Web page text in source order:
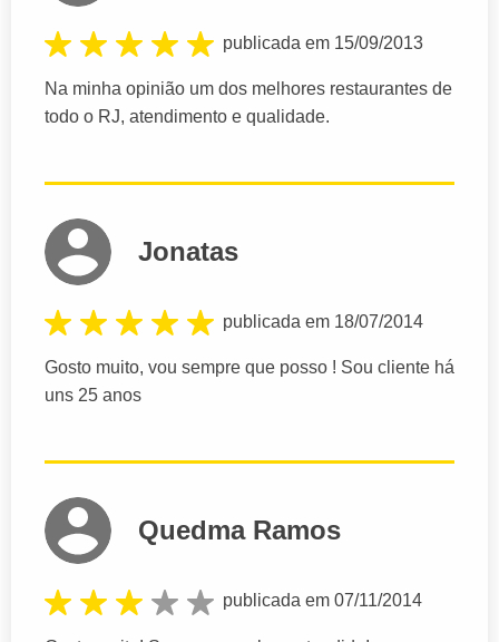
publicada em 15/09/2013
Na minha opinião um dos melhores restaurantes de
todo o RJ, atendimento e qualidade.
Jonatas
publicada em 18/07/2014
Gosto muito, vou sempre que posso ! Sou cliente há
uns 25 anos
Quedma Ramos
publicada em 07/11/2014